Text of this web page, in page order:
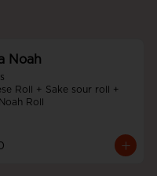
Noah
Roll + Sake sour roll +
Roll